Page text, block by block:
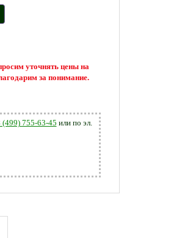
уточнять цены на
за понимание.
(499) 755-63-45 или по эл.